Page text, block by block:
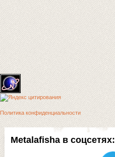
Metalafisha в соцсетях:
Политика конфиденциальности